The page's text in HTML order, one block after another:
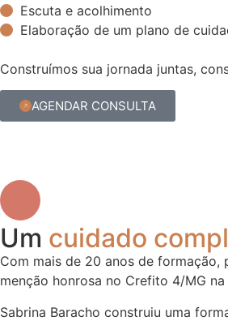
Escuta e acolhimento
Elaboração de um plano de
Construímos sua jornada juntas,
AGENDAR CONSULTA
Um cuidado
Com mais de 20 anos de formação,
menção honrosa no Crefito 4/MG
Sabrina Baracho construiu uma